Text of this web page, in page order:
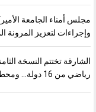
مجلس أمناء الجامعة
وإجراءات لتعزيز
رياضي من 16 دولة… ومحطة عربية ترسّخ حضور رياضة المرأة￼